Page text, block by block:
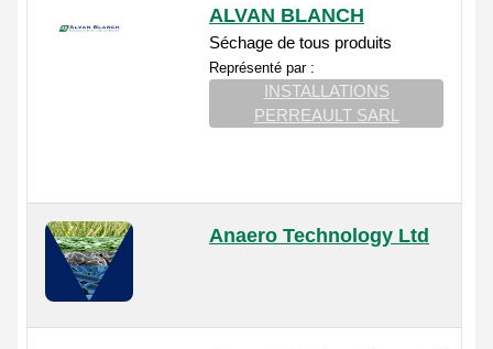
ALVAN BLANCH
Séchage de tous produits
Représenté par :
INSTALLATIONS
PERREAULT SARL
Anaero Technology Ltd